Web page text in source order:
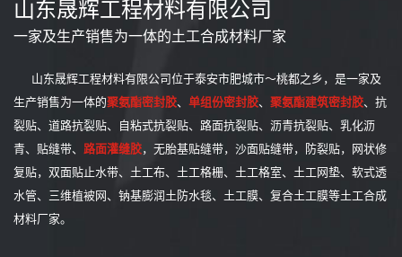
山东晟辉工程材料有限公司
一家及生产销售为一体的土工合成材料厂家
山东晟辉工程材料有限公司位于泰安市肥城市～桃都之乡，是一家及
生产销售为一体的聚氨酯密封胶、 单组份密封胶、 聚氨酯建筑密封胶、抗
裂贴、道路抗裂贴、自粘式抗裂贴、路面抗裂贴、沥青抗裂贴、乳化沥
青、贴缝带、 路面灌缝胶，无胎基贴缝带，沙面贴缝带，防裂贴，网状修
复贴，双面贴止水带、土工布、土工格栅、土工格室、土工网垫、软式透
水管、三维植被网、钠基膨润土防水毯、土工膜、复合土工膜等土工合成
材料厂家。